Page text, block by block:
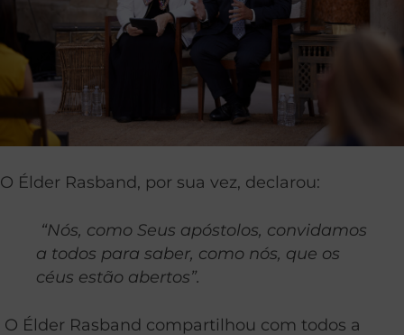
O Élder Rasband, por sua vez, declarou:
“Nós, como Seus apóstolos, convidamos
a todos para saber, como nós, que os
céus estão abertos”.
O Élder Rasband compartilhou com todos a